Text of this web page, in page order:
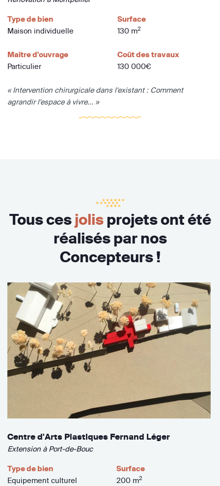
Type de bien
Maison individuelle
Surface
130 m2
Maître d'ouvrage
Particulier
Coût des travaux
130 000€
« Intervention chirurgicale dans l'existant : Comment
agrandir l'espace à vivre... »
Tous cesjolisprojets ont été
réalisés par nos
Concepteurs !
Centre d'Arts Plastiques Fernand Léger
Extension à Port-de-Bouc
Type de bien
Equipement culturel
Surface
200 m2